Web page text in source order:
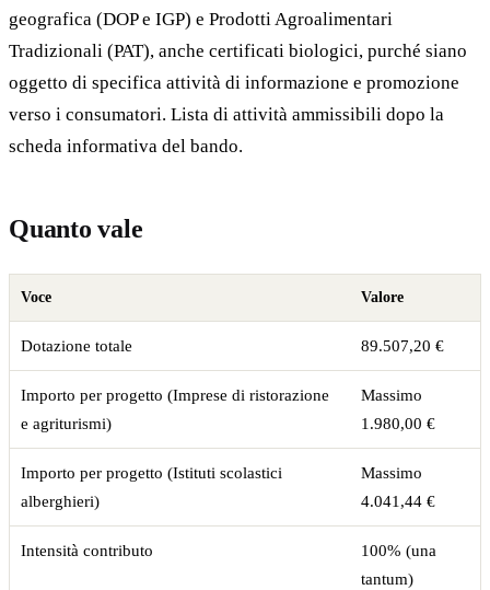
geografica (DOP e IGP) e Prodotti Agroalimentari
Tradizionali (PAT), anche certificati biologici, purché siano
oggetto di specifica attività di informazione e promozione
verso i consumatori. Lista di attività ammissibili dopo la
scheda informativa del bando.
Quanto vale
Voce Valore
Dotazione totale 89.507,20 €
Importo per progetto (Imprese di ristorazione
e agriturismi)
Massimo
1.980,00 €
Importo per progetto (Istituti scolastici
alberghieri)
Massimo
4.041,44 €
Intensità contributo
100% (una
tantum)